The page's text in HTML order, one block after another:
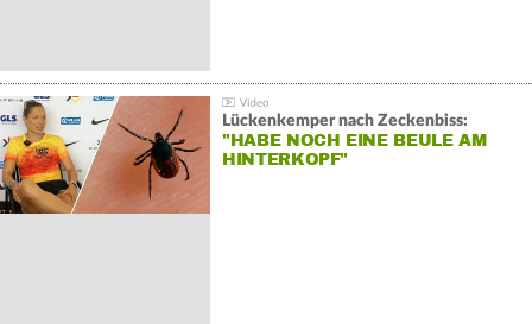
Lückenkemper nach Zeckenbiss:
"HABE NOCH EINE BEULE AM
HINTERKOPF"